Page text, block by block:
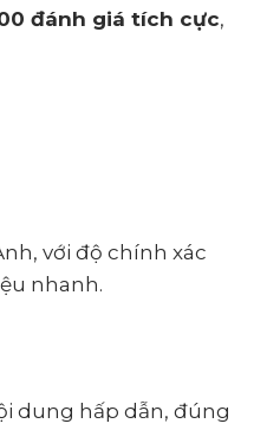
đánh giá tích cực,
với độ chính xác
nhanh.
dung hấp dẫn, đúng